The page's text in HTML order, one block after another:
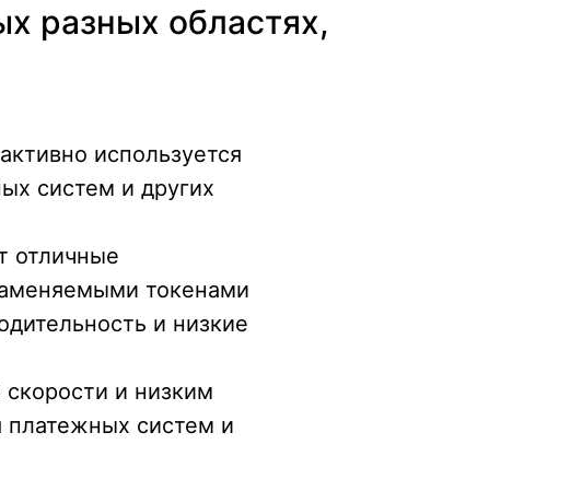
разных областях,
используется
систем и других
отличные
токенами
и низкие
и низким
платежных систем и